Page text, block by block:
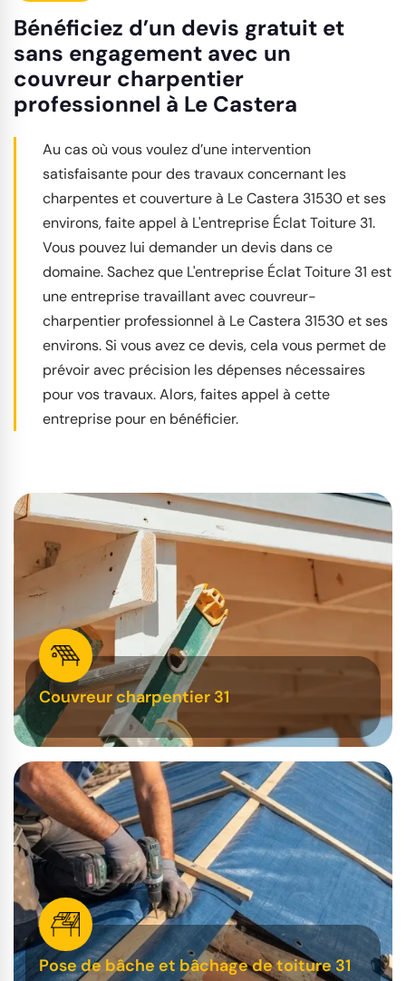
Bénéficiez d’un devis gratuit et
sans engagement avec un
couvreur charpentier
professionnel à Le Castera
Au cas où vous voulez d’une intervention
satisfaisante pour des travaux concernant les
charpentes et couverture à Le Castera 31530 et ses
environs, faite appel à L'entreprise Éclat Toiture 31.
Vous pouvez lui demander un devis dans ce
domaine. Sachez que L'entreprise Éclat Toiture 31 est
une entreprise travaillant avec couvreur-
charpentier professionnel à Le Castera 31530 et ses
environs. Si vous avez ce devis, cela vous permet de
prévoir avec précision les dépenses nécessaires
pour vos travaux. Alors, faites appel à cette
entreprise pour en bénéficier.
Couvreur charpentier 31
Pose de bâche et bâchage de toiture 31